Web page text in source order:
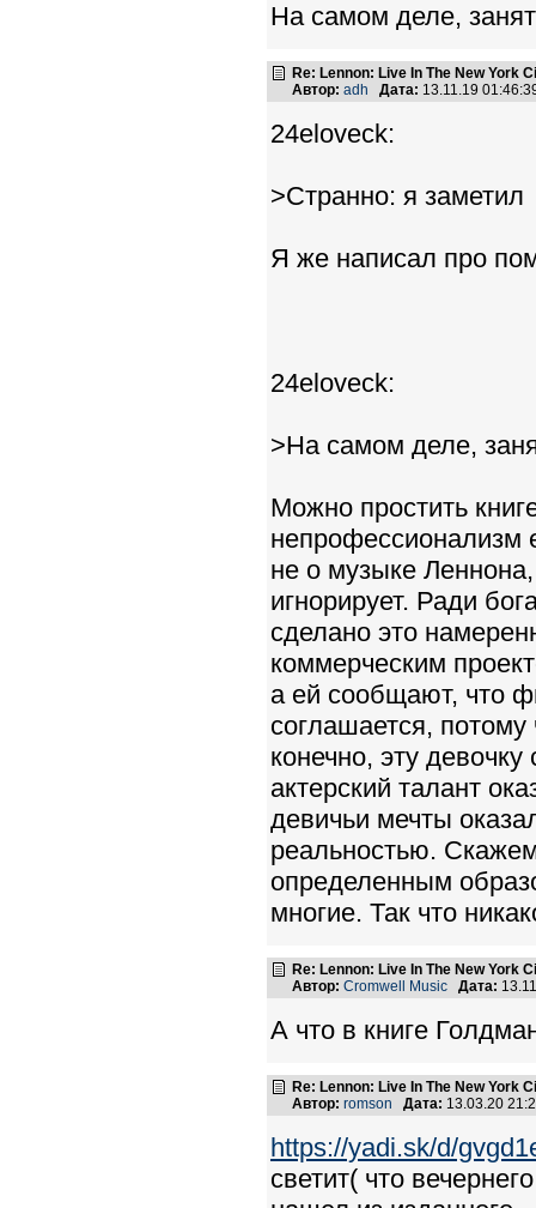
На самом деле,
Re: Lennon: Live In The New York
Автор: adh Дата: 13.11.19
24eloveck:
>Странно: я заметил
Я же написал про
24eloveck:
>На самом деле,
Можно простить
непрофессионализм
не о музыке
игнорирует. Ради
сделано это
коммерческим
а ей сообщают, что
соглашается,
конечно, эту
актерский талант
девичьи мечты
реальностью.
определенным
многие. Так что
Re: Lennon: Live In The New York
Автор: Cromwell Music Дата:
А что в книге
Re: Lennon: Live In The New York
Автор: romson Дата: 13.03.20
https://yadi.sk/d/
светит( что